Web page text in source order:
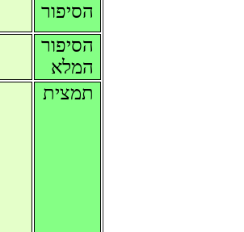
הסיפור
הסיפור
המלא
תמצית